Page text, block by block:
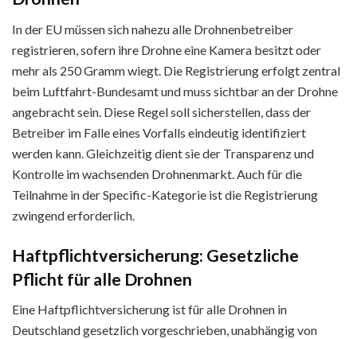
In der EU müssen sich nahezu alle Drohnenbetreiber
registrieren, sofern ihre Drohne eine Kamera besitzt oder
mehr als 250 Gramm wiegt. Die Registrierung erfolgt zentral
beim Luftfahrt-Bundesamt und muss sichtbar an der Drohne
angebracht sein. Diese Regel soll sicherstellen, dass der
Betreiber im Falle eines Vorfalls eindeutig identifiziert
werden kann. Gleichzeitig dient sie der Transparenz und
Kontrolle im wachsenden Drohnenmarkt. Auch für die
Teilnahme in der Specific-Kategorie ist die Registrierung
zwingend erforderlich.
Haftpflichtversicherung: Gesetzliche
Pflicht für alle Drohnen
Eine Haftpflichtversicherung ist für alle Drohnen in
Deutschland gesetzlich vorgeschrieben, unabhängig von